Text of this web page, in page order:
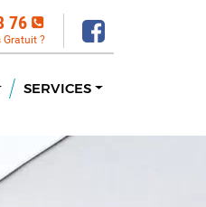
76
Gratuit ?
SERVICES